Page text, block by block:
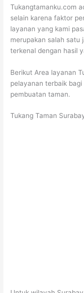
Tukangtamanku.com
selain karena faktor
layanan yang kami
merupakan salah satu
terkenal dengan hasil
Berikut Area layanan
pelayanan terbaik
pembuatan taman.
Tukang Taman